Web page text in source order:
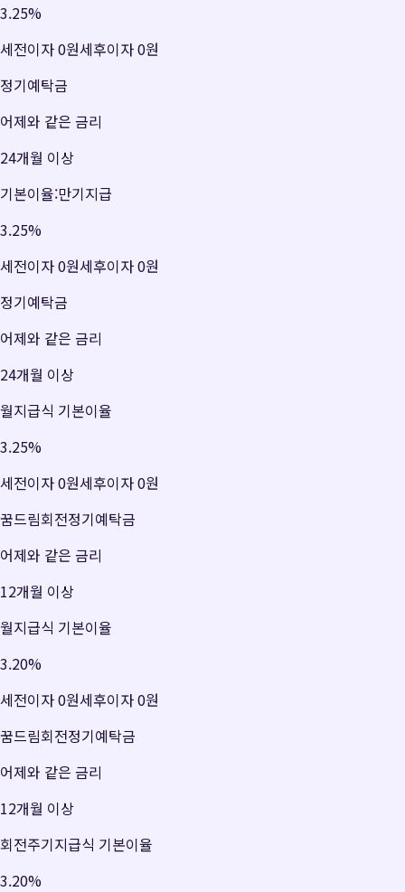
3.25%
세전이자0원세후이자0원
정기예탁금
어제와 같은 금리
24개월 이상
기본이율:만기지급
3.25%
세전이자0원세후이자0원
정기예탁금
어제와 같은 금리
24개월 이상
월지급식 기본이율
3.25%
세전이자0원세후이자0원
꿈드림회전정기예탁금
어제와 같은 금리
12개월 이상
월지급식 기본이율
3.20%
세전이자0원세후이자0원
꿈드림회전정기예탁금
어제와 같은 금리
12개월 이상
회전주기지급식 기본이율
3.20%